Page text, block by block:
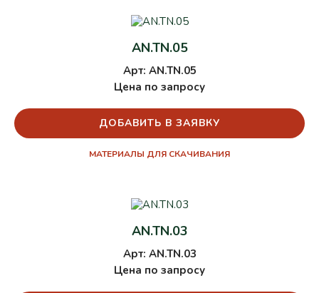
AN.TN.05
Арт: AN.TN.05
Цена по запросу
ДОБАВИТЬ В ЗАЯВКУ
МАТЕРИАЛЫ ДЛЯ СКАЧИВАНИЯ
AN.TN.03
Арт: AN.TN.03
Цена по запросу